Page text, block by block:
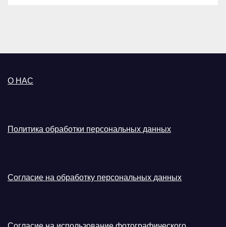
О НАС
Политика обработки персональных данных
Согласие на обработку персональных данных